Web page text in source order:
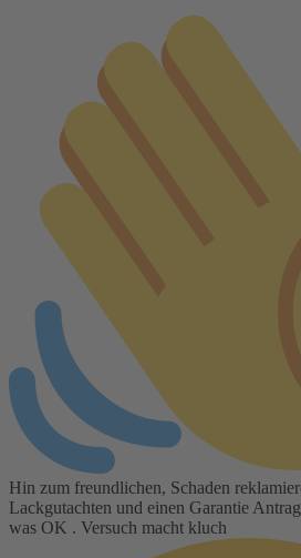
Hin zum freundlichen, Schaden
Lackgutachten und einen Garantie
was OK . Versuch macht kluch